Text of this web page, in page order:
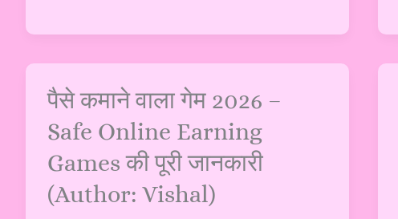
पैसे कमाने वाला गेम 2026 –
Safe Online Earning
Games की पूरी जानकारी
(Author: Vishal)
पैसे
वाला
गेम
2026
–